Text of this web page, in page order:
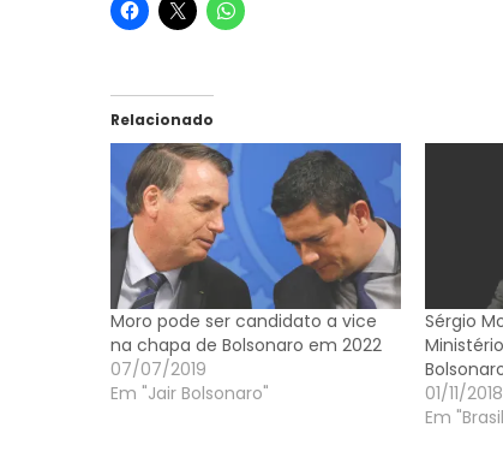
Relacionado
Moro pode ser candidato a vice
na chapa de Bolsonaro em 2022
07/07/2019
Em "Jair Bolsonaro"
Sérgio
01/11/2018
Em